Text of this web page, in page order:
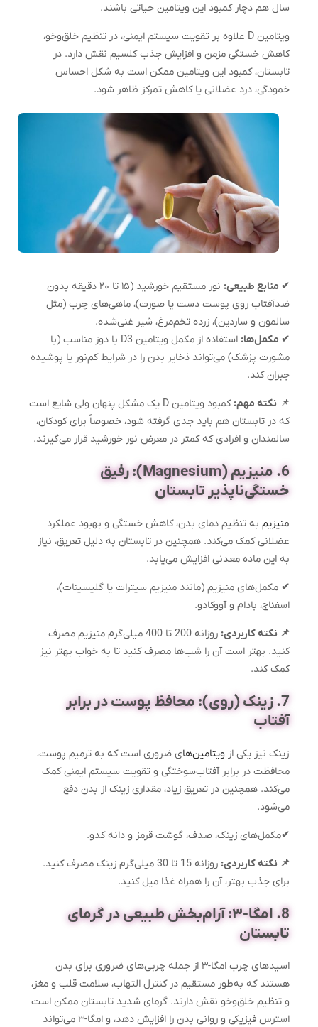
سال هم دچار کمبود این ویتامین حیاتی باشند.
ویتامین D علاوه بر تقویت سیستم ایمنی، در تنظیم خلق‌وخو،
کاهش خستگی مزمن و افزایش جذب کلسیم نقش دارد. در
تابستان، کمبود این ویتامین ممکن است به شکل احساس
خمودگی، درد عضلانی یا کاهش تمرکز ظاهر شود.
✔ منابع طبیعی:
نور مستقیم خورشید (۱۵ تا ۲۰ دقیقه بدون
ضدآفتاب روی پوست دست یا صورت)، ماهی‌های چرب (مثل
سالمون و ساردین)، زرده تخم‌مرغ، شیر غنی‌شده.
✔ مکمل‌ها:
استفاده از مکمل ویتامین D3 با دوز مناسب (با
مشورت پزشک) می‌تواند ذخایر بدن را در شرایط کم‌نور یا پوشیده
جبران کند.
📌 نکته مهم:
کمبود ویتامین D یک مشکل پنهان ولی شایع است
که در تابستان هم باید جدی گرفته شود، خصوصاً برای کودکان،
سالمندان و افرادی که کمتر در معرض نور خورشید قرار می‌گیرند.
6. منیزیم (Magnesium): رفیق
خستگی‌ناپذیر تابستان
منیزیم به تنظیم دمای بدن، کاهش خستگی و بهبود عملکرد
عضلانی کمک می‌کند. همچنین در تابستان به دلیل تعریق، نیاز
به این ماده معدنی افزایش می‌یابد.
✔ مکمل‌های منیزیم (مانند منیزیم سیترات یا گلیسینات)،
اسفناج، بادام و آووکادو.
📌 نکته کاربردی:
روزانه 200 تا 400 میلی‌گرم منیزیم مصرف
کنید. بهتر است آن را شب‌ها مصرف کنید تا به خواب بهتر نیز
کمک کند.
7. زینک (روی): محافظ پوست در برابر
آفتاب
زینک نیز یکی از ویتامین‌های ضروری است که به ترمیم پوست،
محافظت در برابر آفتاب‌سوختگی و تقویت سیستم ایمنی کمک
می‌کند. همچنین در تعریق زیاد، مقداری زینک از بدن دفع
می‌شود.
✔مکمل‌های زینک، صدف، گوشت قرمز و دانه کدو.
📌 نکته کاربردی:
روزانه 15 تا 30 میلی‌گرم زینک مصرف کنید.
برای جذب بهتر، آن را همراه غذا میل کنید.
8. امگا-۳: آرام‌بخش طبیعی در گرمای
تابستان
اسیدهای چرب امگا-۳ از جمله چربی‌های ضروری برای بدن
هستند که به‌طور مستقیم در کنترل التهاب، سلامت قلب و مغز،
و تنظیم خلق‌وخو نقش دارند. گرمای شدید تابستان ممکن است
استرس فیزیکی و روانی بدن را افزایش دهد، و امگا-۳ می‌تواند